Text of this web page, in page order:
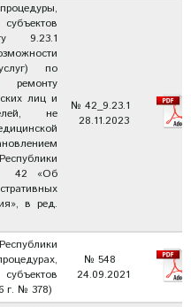
9.23.1
по
ремонту
лиц и
не
42 «Об
в ред.
№ 42_9.23.1
28.11.2023
г. № 378)
№ 548
24.09.2021